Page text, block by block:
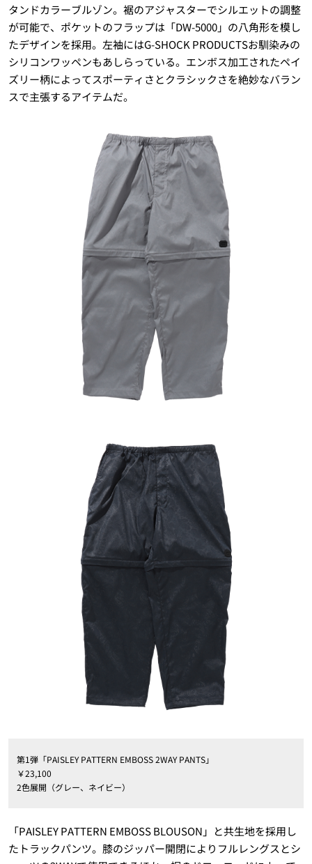
タンドカラーブルゾン。裾のアジャスターでシルエットの調整
が可能で、ポケットのフラップは「DW-5000」の八角形を模し
たデザインを採用。左袖にはG-SHOCK PRODUCTSお馴染みの
シリコンワッペンもあしらっている。エンボス加工されたペイ
ズリー柄によってスポーティさとクラシックさを絶妙なバラン
スで主張するアイテムだ。
第1弾「PAISLEY PATTERN EMBOSS 2WAY PANTS」
￥23,100
2色展開（グレー、ネイビー）
「PAISLEY PATTERN EMBOSS BLOUSON」と共生地を採用し
たトラックパンツ。膝のジッパー開閉によりフルレングスとシ